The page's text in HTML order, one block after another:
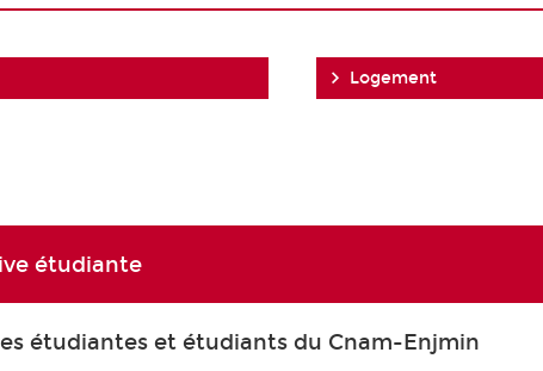
Logement
étudiante
étudiantes et étudiants du Cnam-Enjmin